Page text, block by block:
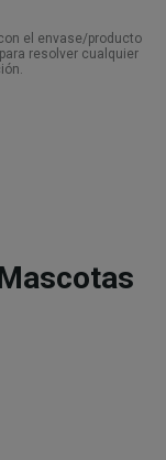
el envase/producto
resolver cualquier